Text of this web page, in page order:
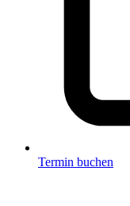
Termin buchen